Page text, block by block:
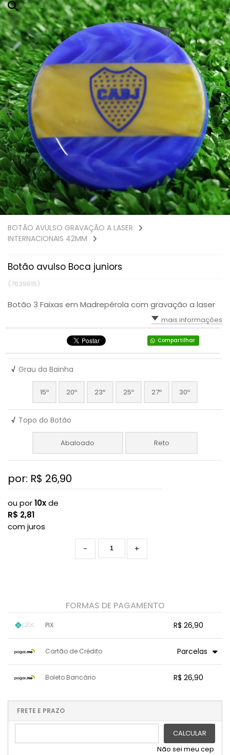
BOTÃO AVULSO GRAVAÇÃO A LASER
INTERNACIONAIS 42MM
Botão avulso Boca juniors
(7639815)
Botão 3 Faixas em Madrepérola com gravação a laser
mais informações
Compartilhar
√ Grau da Bainha
15º 20º 23º 25º 27º 30º
√ Topo do Botão
Abaloado Reto
por: R$ 26,90
ou por10xde
R$ 2,81
com juros
+
-
FORMAS DE PAGAMENTO
PIX R$ 26,90
.
Cartão de Crédito Parcelas
2x com juros de R$ 13,99
5x com juros de R$ 5,60
8x com juros de R$ 3,51
.
.
Boleto Bancário R$ 26,90
...
....
FRETE E PRAZO
CALCULAR
Não sei meu cep